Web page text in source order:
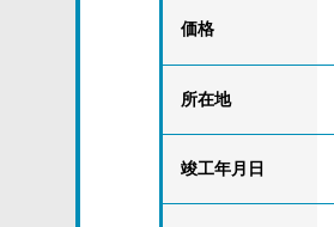
価格
所在地
竣工年月日